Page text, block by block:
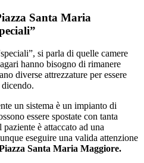
Santa Maria
si parla di quelle camere
hanno bisogno di rimanere
diverse attrezzature per essere
un sistema è un impianto di
essere spostate con tanta
è attaccato ad una
eseguire una valida attenzione
Santa Maria Maggiore.